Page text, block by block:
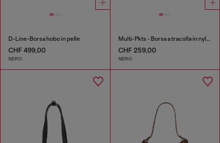
D-Line-Borsa hobo in pelle
CHF 499,00
NERO
Multi-Pkts - Borsa a tracolla in nylon con tasca a patta
CHF 259,00
NERO